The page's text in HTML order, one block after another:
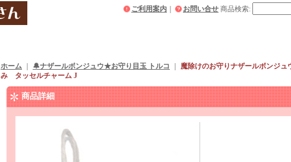
ご利用案内 お問い合せ 商品検索:
ホーム 🔔ナザールボンジュウ★お守り目玉 トルコ
魔除けのお守りナザールボンジ
み タッセルチャーム J
商品詳細